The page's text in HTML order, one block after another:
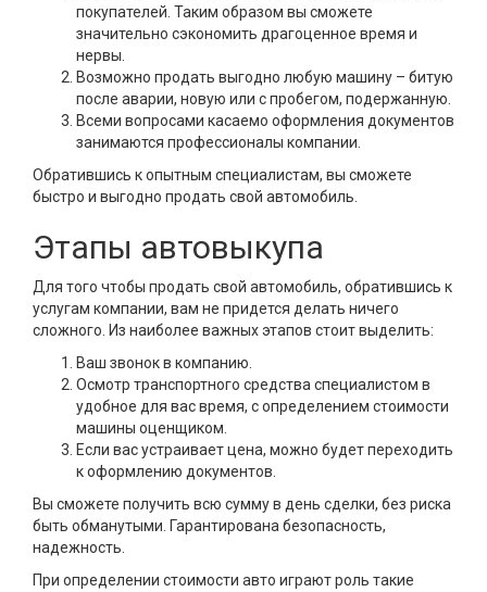
покупателей. Таким образом вы сможете
значительно сэкономить драгоценное время и
нервы.
Возможно продать выгодно любую машину – битую
после аварии, новую или с пробегом, подержанную.
Всеми вопросами касаемо оформления документов
занимаются профессионалы компании.
Обратившись к опытным специалистам, вы сможете
быстро и выгодно продать свой автомобиль.
Этапы автовыкупа
Для того чтобы продать свой автомобиль, обратившись к
услугам компании, вам не придется делать ничего
сложного. Из наиболее важных этапов стоит выделить:
Ваш звонок в компанию.
Осмотр транспортного средства специалистом в
удобное для вас время, с определением стоимости
машины оценщиком.
Если вас устраивает цена, можно будет переходить
к оформлению документов.
Вы сможете получить всю сумму в день сделки, без риска
быть обманутыми. Гарантирована безопасность,
надежность.
При определении стоимости авто играют роль такие